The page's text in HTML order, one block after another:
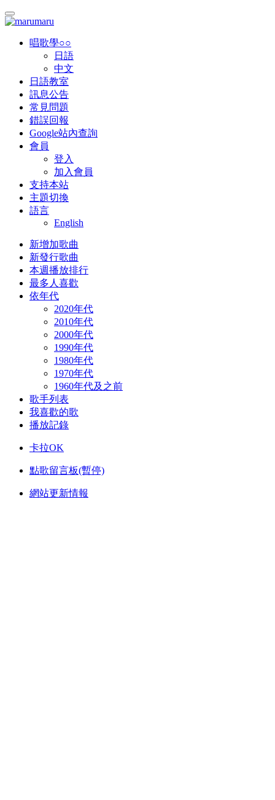
唱歌學○○
日語
中文
日語教室
訊息公告
常見問題
錯誤回報
Google站內查詢
會員
登入
加入會員
支持本站
主題切換
語言
English
新增加歌曲
新發行歌曲
本週播放排行
最多人喜歡
依年代
2020年代
2010年代
2000年代
1990年代
1980年代
1970年代
1960年代及之前
歌手列表
我喜歡的歌
播放記錄
卡拉OK
點歌留言板(暫停)
網站更新情報